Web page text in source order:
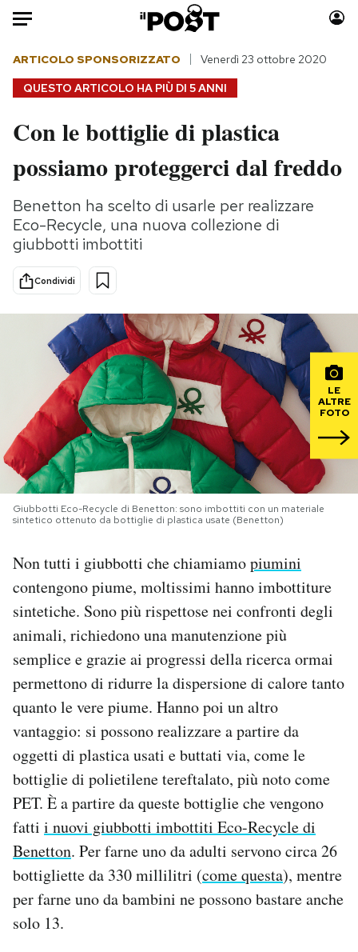
Auto
HOME
Italia
Politica
Tecnologia
Internet
Scienza
Cultura
Economia
Sport
Moda
Consumismi
Storie/Idee
Ok Boomer!
Mondiali calcio 2026
PODCAST
NEWSLETTER
I MIEI PREFERITI
CALENDARIO
AREA PERSONALE
Area Personale
Newsletter
Notifiche mobile
Regala il Post
Hai bisogno di aiuto?
Esci
ARTICOLO SPONSORIZZATO
QUESTO ARTICOLO HA PIÙ DI 5 ANNI
Venerdì 23 ottobre 2020
Con le bottiglie di plastica
possiamo proteggerci dal freddo
Benetton ha scelto di usarle per realizzare
Eco-Recycle, una nuova collezione di
giubbotti imbottiti
Condividi
LE
ALTRE
FOTO
Giubbotti Eco-Recycle di Benetton: sono imbottiti con un materiale
sintetico ottenuto da bottiglie di plastica usate (Benetton)
Non tutti i giubbotti che chiamiamopiumini
contengono piume, moltissimi hanno imbottiture
sintetiche. Sono più rispettose nei confronti degli
animali, richiedono una manutenzione più
semplice e grazie ai progressi della ricerca ormai
permettono di ridurre la dispersione di calore tanto
quanto le vere piume. Hanno poi un altro
vantaggio: si possono realizzare a partire da
oggetti di plastica usati e buttati via, come le
bottiglie di polietilene tereftalato, più noto come
PET. È a partire da queste bottiglie che vengono
fatti i nuovi giubbotti imbottiti Eco-Recycle di
Benetton. Per farne uno da adulti servono circa 26
bottigliette da 330 millilitri (come questa), mentre
per farne uno da bambini ne possono bastare anche
solo 13.